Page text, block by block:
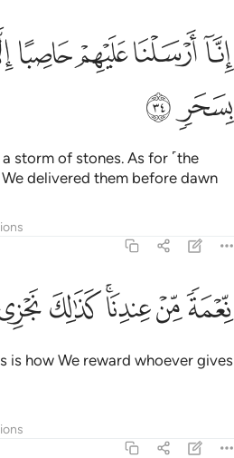
انا ارسلنا عليهم حاصبا الا ال لوط
إِنَّآ أَرْسَلْنَا عَلَيْهِمْ حَاصِبًا إِلَّآ ءَالَ لُوطٍۢ
ﱫﱬﱭﱮ
ﱴﱵ
storm of stones. As for ˹the
delivered them before dawn
نعمة من عندنا كذالك نجزي من شكر ٣٥
نِّعْمَةًۭ مِّنْ عِندِنَا ۚ كَذَٰلِكَ نَجْزِى مَن شَكَرَ ٣٥
ﱶﱷﱸﱹﱺ
is how We reward whoever gives